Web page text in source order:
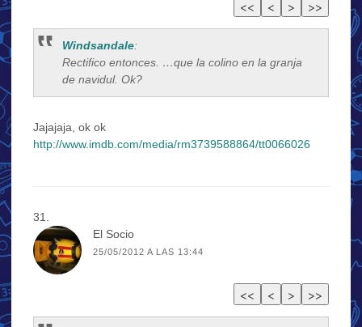
Windsandale:
Rectifico entonces. …que la colino en la granja
de navidul. Ok?
Jajajaja, ok ok
http://www.imdb.com/media/rm3739588864/tt0066026
El Socio
25/05/2012 A LAS 13:44